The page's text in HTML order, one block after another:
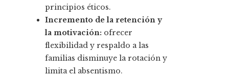
principios éticos.
Incremento de la retención y
la motivación: ofrecer
flexibilidad y respaldo a las
familias disminuye la rotación y
limita el absentismo.